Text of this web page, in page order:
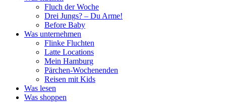
Fluch der Woche
Drei Jungs? – Du Arme!
Before Baby
Was unternehmen
Flinke Fluchten
Latte Locations
Mein Hamburg
Pärchen-Wochenenden
Reisen mit Kids
Was lesen
Was shoppen